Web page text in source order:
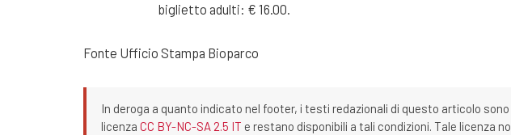
biglietto adulti: € 16.00.
Fonte Ufficio Stampa Bioparco
In deroga a quanto indicato nel footer, i testi redazionali di questo articolo
licenza CC BY-NC-SA 2.5 IT e restano disponibili a tali condizioni. Tale licenza